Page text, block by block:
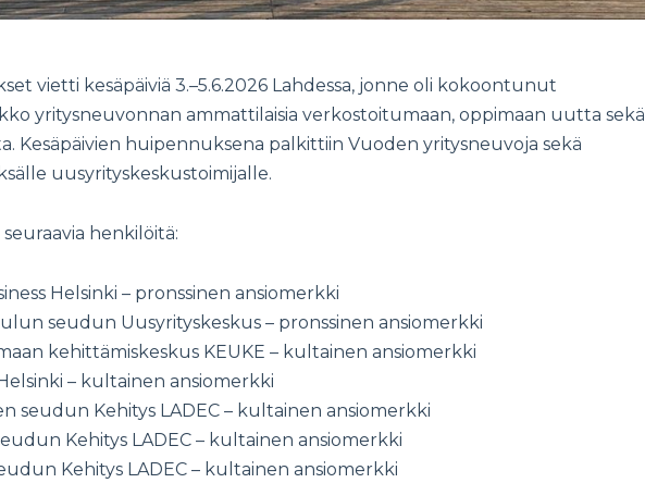
vietti kesäpäiviä 3.–5.6.2026 Lahdessa, jonne oli kokoontunut
yritysneuvonnan ammattilaisia verkostoitumaan, oppimaan uutta sekä
Kesäpäivien huipennuksena palkittiin Vuoden yritysneuvoja sekä
uusyrityskeskustoimijalle.
henkilöitä:
Helsinki – pronssinen ansiomerkki
seudun Uusyrityskeskus – pronssinen ansiomerkki
kehittämiskeskus KEUKE – kultainen ansiomerkki
– kultainen ansiomerkki
seudun Kehitys LADEC – kultainen ansiomerkki
Kehitys LADEC – kultainen ansiomerkki
Kehitys LADEC – kultainen ansiomerkki